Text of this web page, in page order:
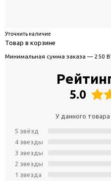
Уточнить наличие
Товар в корзине
Минимальная сумма заказа — 250
5.0
У данного
5 звёзд
4 звeзды
3 звeзды
2 звeзды
1 звeзда